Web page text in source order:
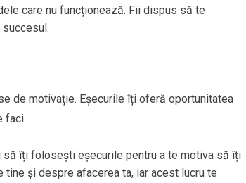
care nu funcționează. Fii dispus să te
de motivație. Eșecurile îți oferă oportunitatea
faci.
să îți folosești eșecurile pentru a te motiva să îți
și despre afacerea ta, iar acest lucru te